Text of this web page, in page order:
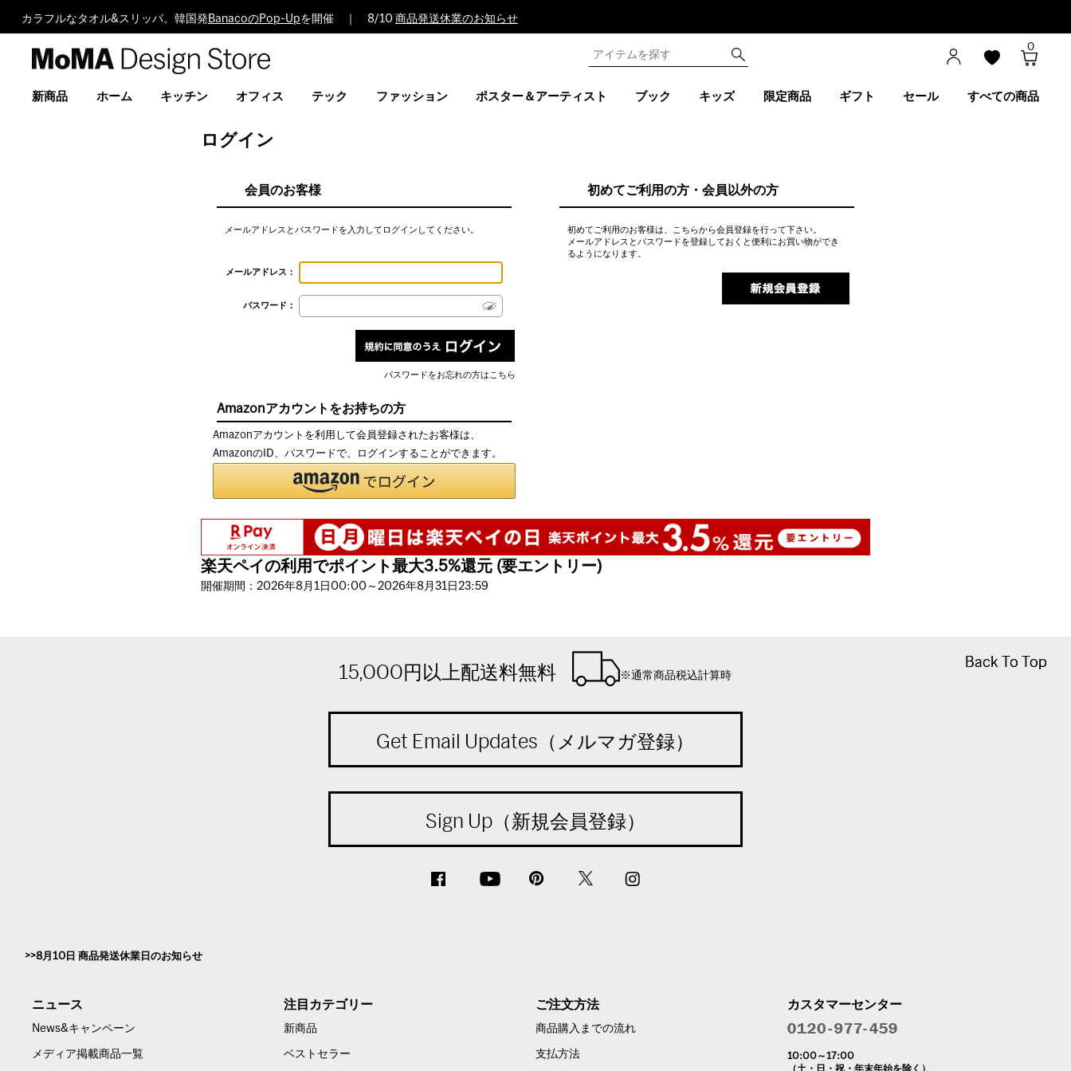
カラフルなタオル&スリッパ。韓国発 BanacoのPop-Upを開催 ｜ 8/10 商品発送休業のお知らせ
Design
0
新商品 ホーム キッチン オフィス テック ファッション ポスター＆アーティスト ブック キッズ 限定商品 ギフト セール すべての商品
ログイン
会員のお客様
メールアドレスとパスワードを入力してログインしてください。
メールアドレス：
パスワード：
パスワードをお忘れの方はこちら
初めてご利用の方・会員以外の方
初めてご利用のお客様は、こちらから会員登録を行って下さい。
メールアドレスとパスワードを登録しておくと便利にお買い物ができ
るようになります。
Amazonアカウントをお持ちの方
Amazonアカウントを利用して会員登録されたお客様は、
AmazonのID、パスワードで、ログインすることができます。
楽天ペイの利用でポイント最大3.5%還元 (要エントリー)
開催期間：2026年8月1日00:00～2026年8月31日23:59
Back To Top
Back To Top
15,000円以上配送料無料 ※通常商品税込計算時
Get Email Updates（メルマガ登録）
Sign Up（新規会員登録）
8月10日 商品発送休業日のお知らせ
ニュース
News&キャンペーン
メディア掲載商品一覧
注目カテゴリー
新商品
ベストセラー
ご注文方法
商品購入までの流れ
支払方法
カスタマーセンター
10:00～17:00
（土・日・祝・年末年始を除く）